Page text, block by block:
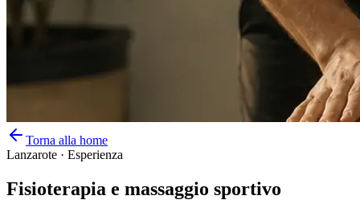
Torna alla home
Lanzarote · Esperienza
Fisioterapia e massaggio sportivo